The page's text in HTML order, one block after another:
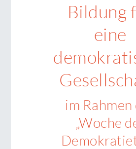
Bildung
eine
im Rahmen
„Woche